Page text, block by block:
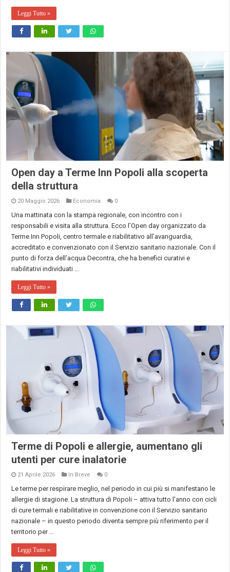
Leggi Tutto »
Open day a Terme Inn Popoli alla scoperta
della struttura
20 Maggio 2026 Economia 0
Una mattinata con la stampa regionale, con incontro con i
responsabili e visita alla struttura. Ecco l’Open day organizzato da
Terme Inn Popoli, centro termale e riabilitativo all’avanguardia,
accreditato e convenzionato con il Servizio sanitario nazionale. Con il
punto di forza dell’acqua Decontra, che ha benefici curativi e
riabilitativi individuati …
Leggi Tutto »
Terme di Popoli e allergie, aumentano gli
utenti per cure inalatorie
21 Aprile 2026 In Breve 0
Le terme per respirare meglio, nel periodo in cui più si manifestano le
allergie di stagione. La struttura di Popoli – attiva tutto l’anno con cicli
di cure termali e riabilitative in convenzione con il Servizio sanitario
nazionale – in questo periodo diventa sempre più riferimento per il
territorio per …
Leggi Tutto »